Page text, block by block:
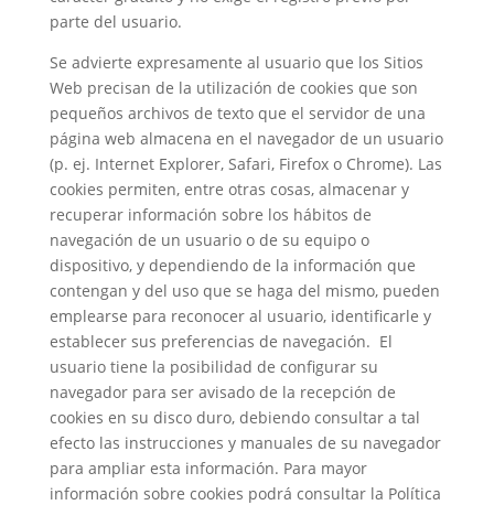
parte del usuario.
Se advierte expresamente al usuario que los Sitios
Web precisan de la utilización de cookies que son
pequeños archivos de texto que el servidor de una
página web almacena en el navegador de un usuario
(p. ej. Internet Explorer, Safari, Firefox o Chrome). Las
cookies permiten, entre otras cosas, almacenar y
recuperar información sobre los hábitos de
navegación de un usuario o de su equipo o
dispositivo, y dependiendo de la información que
contengan y del uso que se haga del mismo, pueden
emplearse para reconocer al usuario, identificarle y
establecer sus preferencias de navegación. El
usuario tiene la posibilidad de configurar su
navegador para ser avisado de la recepción de
cookies en su disco duro, debiendo consultar a tal
efecto las instrucciones y manuales de su navegador
para ampliar esta información. Para mayor
información sobre cookies podrá consultar la Política